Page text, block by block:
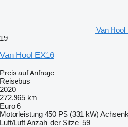
Van Hool
19
Van Hool EX16
Preis auf Anfrage
Reisebus
2020
272.965 km
Euro 6
Motorleistung 450 PS (331 kW)
Luft/LuftAnzahl der Sitze 59